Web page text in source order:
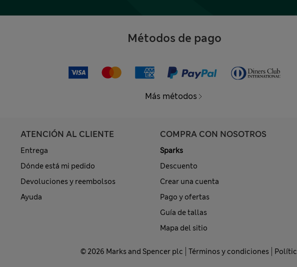
Métodos de pago
Más métodos
ATENCIÓN AL CLIENTE
Entrega
Dónde está mi pedido
Devoluciones y reembolsos
Ayuda
COMPRA CON NOSOTROS
Sparks
Descuento
Crear una cuenta
Pago y ofertas
Guía de tallas
Mapa del sitio
© 2026 Marks and Spencer plc Términos y condiciones